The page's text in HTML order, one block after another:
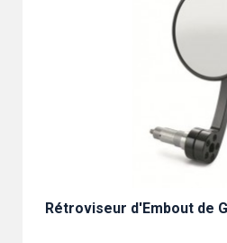
Rétroviseur d'Embout de